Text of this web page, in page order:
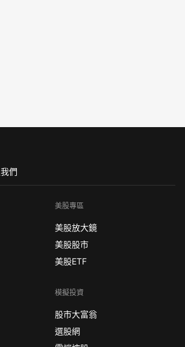
們
美股專區
美股放大鏡
美股股市
美股ETF
模擬投資
股市大富翁
選股網